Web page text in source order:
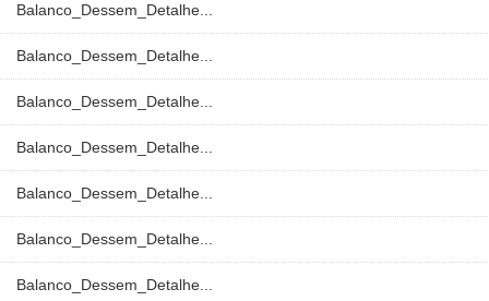
Balanco_Dessem_Detalhe...
Balanco_Dessem_Detalhe...
Balanco_Dessem_Detalhe...
Balanco_Dessem_Detalhe...
Balanco_Dessem_Detalhe...
Balanco_Dessem_Detalhe...
Balanco_Dessem_Detalhe...